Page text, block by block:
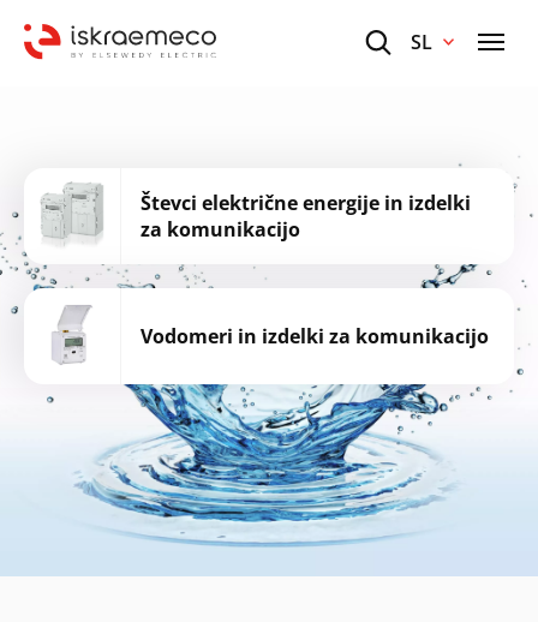
SL
Števci električne energije in izdelki
za komunikacijo
Vodomeri in izdelki za komunikacijo